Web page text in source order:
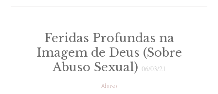
Feridas Profundas na
Imagem de Deus (Sobre
Abuso Sexual) 06/03/21
Abuso